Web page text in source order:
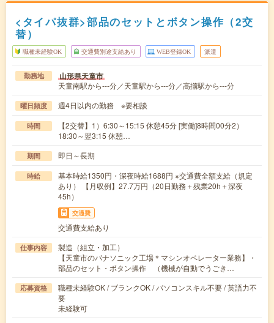
<タイパ抜群>部品のセットとボタン操作（2交
替）
職種未経験OK 交通費別途支給あり WEB登録OK 派遣
勤務地 山形県天童市
天童南駅から---分／天童駅から---分／高擶駅から---分
曜日頻度 週4日以内の勤務 ※要相談
時間
【2交替】1）6:30～15:15 休憩45分 [実働]8時間00分2）
18:30～翌3:15 休憩…
期間 即日～長期
時給
基本時給1350円・深夜時給1688円 ※交通費全額支給（規定
あり） 【月収例】27.7万円（20日勤務＋残業20h＋深夜
45h）
交通費
交通費支給あり
仕事内容
製造（組立・加工）
【天童市のパナソニック工場＊マシンオペレーター業務】・
部品のセット・ボタン操作 （機械が自動でうごき…
応募資格
職種未経験OK / ブランクOK / パソコンスキル不要 / 英語力不
要
未経験可